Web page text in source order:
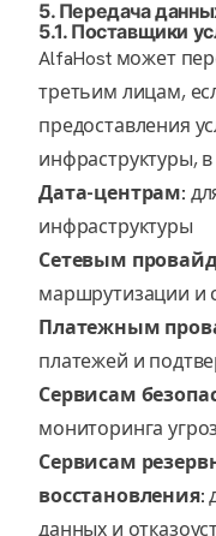
5. Передача
5.1. Поставщики
AlfaHost может
третьим лицам,
предоставления
инфраструктуры,
Дата-центрам:
инфраструктуры
Сетевым
маршрутизации и
Платежным
платежей и
Сервисам
мониторинга
Сервисам
восстановления:
данных и